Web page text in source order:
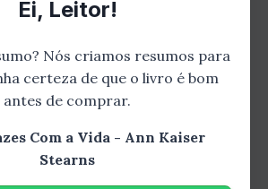
Encontrando o
que todos nós temos um
Ei, Leitor!
Nós criamos resumos para
certeza de que o livro é bom
antes de comprar.
Com a Vida - Ann Kaiser
Stearns